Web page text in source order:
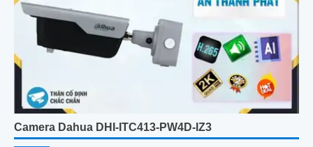
Camera Dahua DHI-ITC413-PW4D-IZ3